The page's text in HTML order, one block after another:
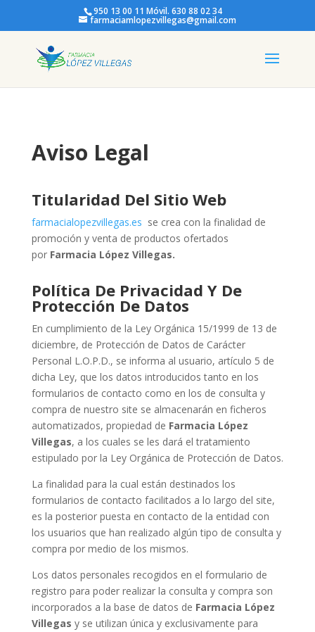
950 13 00 11 Móvil. 630 88 02 34
farmaciamlopezvillegas@gmail.com
Aviso Legal
Titularidad Del Sitio Web
farmacialopezvillegas.es se crea con la finalidad de
promoción y venta de productos ofertados
por Farmacia López Villegas.
Política De Privacidad Y De
Protección De Datos
En cumplimiento de la Ley Orgánica 15/1999 de 13 de
diciembre, de Protección de Datos de Carácter
Personal L.O.P.D., se informa al usuario, artículo 5 de
dicha Ley, que los datos introducidos tanto en los
formularios de contacto como en los de consulta y
compra de nuestro site se almacenarán en ficheros
automatizados, propiedad de Farmacia López
Villegas, a los cuales se les dará el tratamiento
estipulado por la Ley Orgánica de Protección de Datos.
La finalidad para la cual están destinados los
formularios de contacto facilitados a lo largo del site,
es la posterior puesta en contacto de la entidad con
los usuarios que han realizado algún tipo de consulta y
compra por medio de los mismos.
Los datos personales recogidos en el formulario de
registro para poder realizar la consulta y compra son
incorporados a la base de datos de Farmacia López
Villegas y se utilizan única y exclusivamente para